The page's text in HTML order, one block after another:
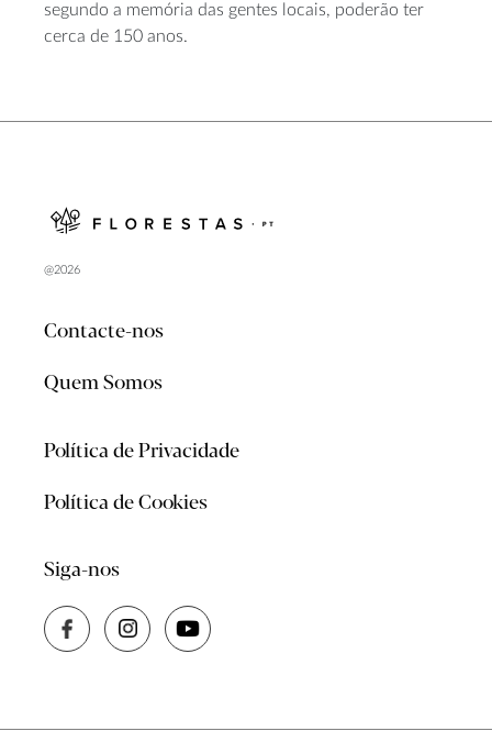
segundo a memória das gentes locais, poderão ter
cerca de 150 anos.
@2026
Contacte-nos
Quem Somos
Política de Privacidade
Política de Cookies
Siga-nos